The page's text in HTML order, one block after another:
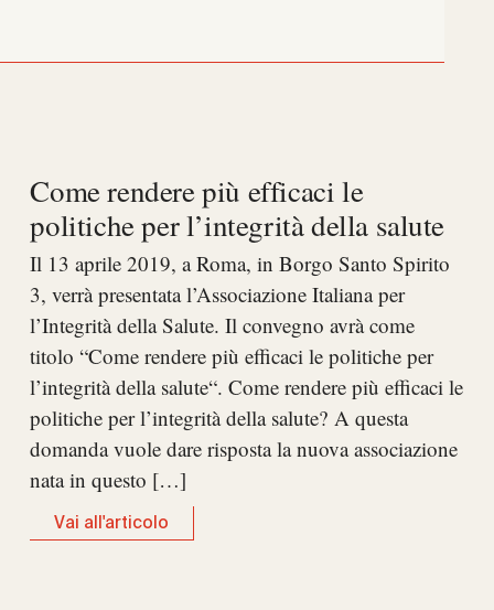
Come rendere più efficaci le
politiche per l’integrità della salute
Il 13 aprile 2019, a Roma, in Borgo Santo Spirito
3, verrà presentata l’Associazione Italiana per
l’Integrità della Salute. Il convegno avrà come
titolo “Come rendere più efficaci le politiche per
l’integrità della salute“. Come rendere più efficaci le
politiche per l’integrità della salute? A questa
domanda vuole dare risposta la nuova associazione
nata in questo […]
Vai all'articolo